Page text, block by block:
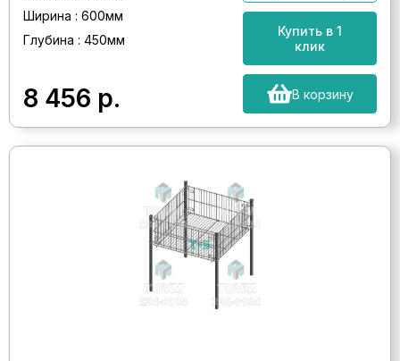
Ширина : 600мм
Глубина : 450мм
8 456 р.
Купить в 1
клик
В корзину